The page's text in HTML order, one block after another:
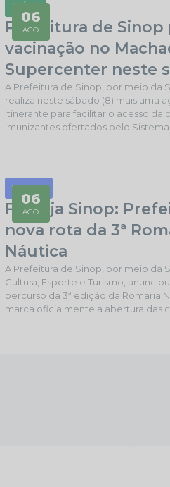
Prefeitura de Sinop
vacinação no
Supercenter neste
06
AGO
SAÚDE
A Prefeitura de Sinop, por meio da
realiza neste sábado (8) mais uma
itinerante para facilitar o acesso da
imunizantes ofertados pelo
Nacional de Imunização. O
a crianças, adolescentes, adultos e
as...
Festeja Sinop:
nova rota da 3ª
Náutica
06
AGO
52 ANOS
A Prefeitura de Sinop, por meio da
Cultura, Esporte e Turismo,
percurso da 3ª edição da Romaria
marca oficialmente a abertura das